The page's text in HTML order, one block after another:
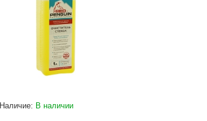
Наличие: В наличии